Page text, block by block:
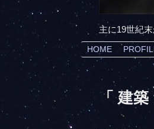
主に19世紀
HOME
「 建築